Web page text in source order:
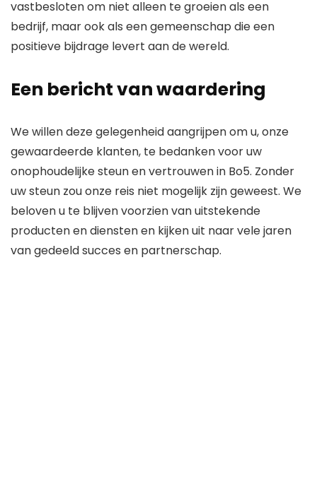
vastbesloten om niet alleen te groeien als een
bedrijf, maar ook als een gemeenschap die een
positieve bijdrage levert aan de wereld.
Een bericht van waardering
We willen deze gelegenheid aangrijpen om u, onze
gewaardeerde klanten, te bedanken voor uw
onophoudelijke steun en vertrouwen in Bo5. Zonder
uw steun zou onze reis niet mogelijk zijn geweest. We
beloven u te blijven voorzien van uitstekende
producten en diensten en kijken uit naar vele jaren
van gedeeld succes en partnerschap.